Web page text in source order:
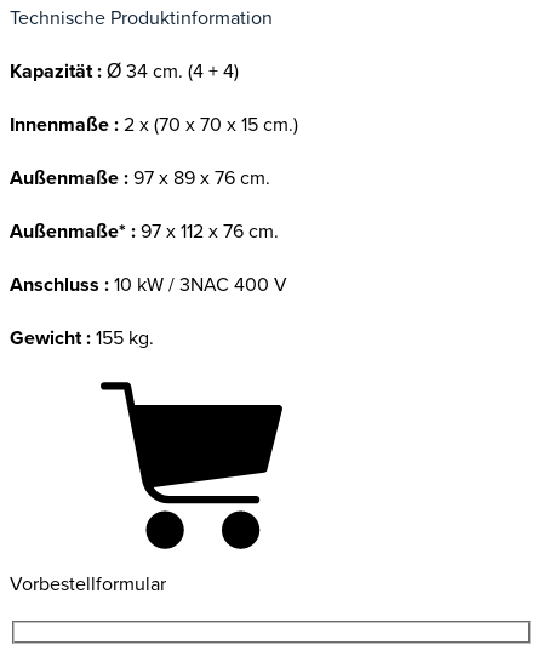
Technische Produktinformation
Kapazität : Ø 34 cm. (4 + 4)
Innenmaße : 2 x (70 x 70 x 15 cm.)
Außenmaße : 97 x 89 x 76 cm.
Außenmaße* : 97 x 112 x 76 cm.
Anschluss : 10 kW / 3NAC 400 V
Gewicht : 155 kg.
Vorbestellformular